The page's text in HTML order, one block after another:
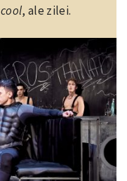
cool, ale zilei.